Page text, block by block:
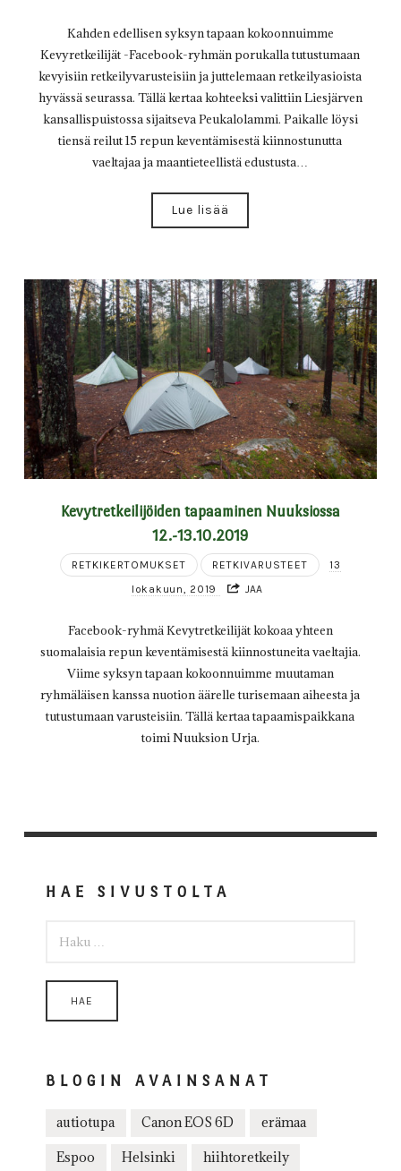
Kahden edellisen syksyn tapaan kokoonnuimme
Kevyretkeilijät -Facebook-ryhmän porukalla tutustumaan
kevyisiin retkeilyvarusteisiin ja juttelemaan retkeilyasioista
hyvässä seurassa. Tällä kertaa kohteeksi valittiin Liesjärven
kansallispuistossa sijaitseva Peukalolammi. Paikalle löysi
tiensä reilut 15 repun keventämisestä kiinnostunutta
vaeltajaa ja maantieteellistä edustusta…
Lue lisää
Kevytretkeilijöiden tapaaminen Nuuksiossa
12.-13.10.2019
RETKIKERTOMUKSET RETKIVARUSTEET
13
lokakuun, 2019
JAA
Facebook-ryhmä Kevytretkeilijät kokoaa yhteen
suomalaisia repun keventämisestä kiinnostuneita vaeltajia.
Viime syksyn tapaan kokoonnuimme muutaman
ryhmäläisen kanssa nuotion äärelle turisemaan aiheesta ja
tutustumaan varusteisiin. Tällä kertaa tapaamispaikkana
toimi Nuuksion Urja.
HAE SIVUSTOLTA
BLOGIN AVAINSANAT
autiotupa Canon EOS 6D erämaa
Espoo Helsinki hiihtoretkeily